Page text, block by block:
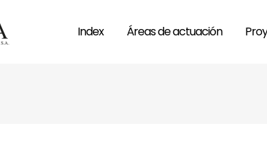
Index Áreas de actuación